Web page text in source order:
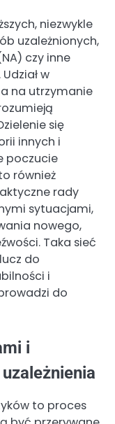
niezwykle
uzależnionych,
czy inne
w
na utrzymanie
się
innych i
poczucie
również
rady
sytuacjami,
nowego,
Taka sieć
do
i
do
i
to proces